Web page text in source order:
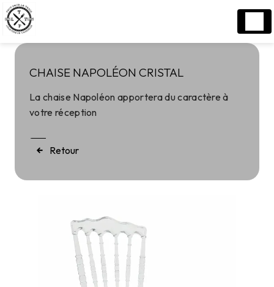
CHAISE NAPOLÉON CRISTAL
La chaise Napoléon apportera du caractère à
votre réception
Retour
Panneau de gestion des cookies